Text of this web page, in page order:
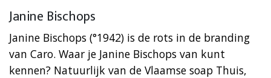
Janine Bischops
Janine Bischops (°1942) is de rots in de branding
van Caro. Waar je Janine Bischops van kunt
kennen? Natuurlijk van de Vlaamse soap Thuis,